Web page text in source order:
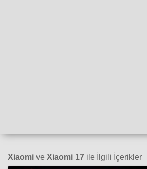
Xiaomi ve Xiaomi 17 ile İlgili İçerikler